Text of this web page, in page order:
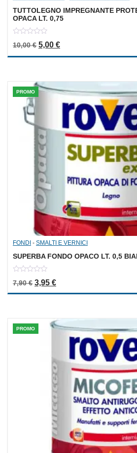
TUTTOLEGNO IMPREGNANTE
OPACA LT. 0,75
out
10,00€ Il prezzo originale era:
5,00 €Il prezzo attuale è:
PROMO
FONDI - SMALTI E VERNICI
SUPERBA FONDO OPACO LT. 0,5
out
7,90€ Il prezzo originale era: 7,90 €.
3,95 €Il prezzo attuale è: 3,95
PROMO